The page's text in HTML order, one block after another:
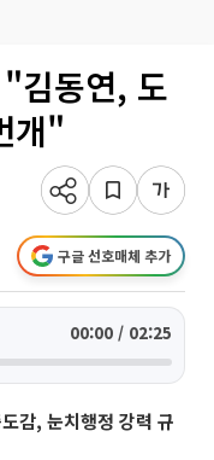
김동연, 도
개"
구글 선호매체 추가
00:00 / 02:25
감, 눈치행정 강력 규